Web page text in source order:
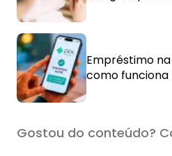
Empréstimo
como funciona
Gostou do conteúdo?